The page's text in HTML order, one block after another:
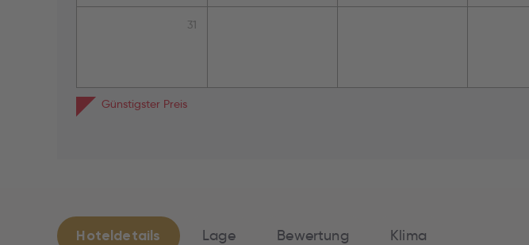
31
Günstigster Preis
Hoteldetails Lage Bewertung Klima